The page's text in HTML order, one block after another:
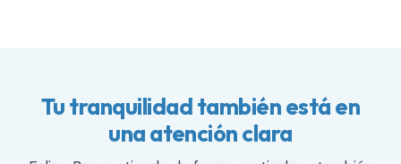
Tu tranquilidad también está en
una atención clara